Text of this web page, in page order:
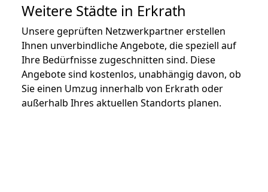
Weitere Städte in Erkrath
Unsere geprüften Netzwerkpartner erstellen
Ihnen unverbindliche Angebote, die speziell auf
Ihre Bedürfnisse zugeschnitten sind. Diese
Angebote sind kostenlos, unabhängig davon, ob
Sie einen Umzug innerhalb von Erkrath oder
außerhalb Ihres aktuellen Standorts planen.